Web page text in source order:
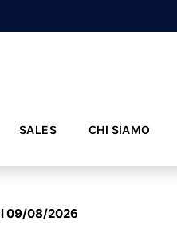
SALES CHI SIAMO
09/08/2026